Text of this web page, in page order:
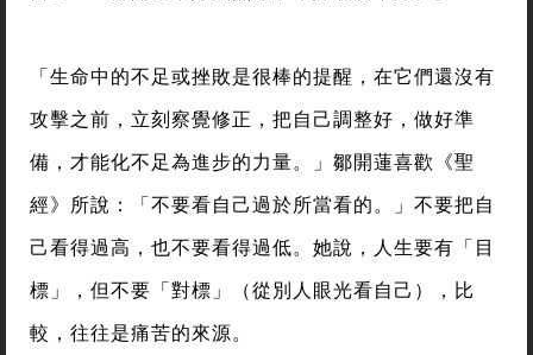
「生命中的不足或挫敗是很棒的提醒，在它們還沒有
攻擊之前，立刻察覺修正，把自己調整好，做好準
備，才能化不足為進步的力量。」鄒開蓮喜歡《聖
經》所說：「不要看自己過於所當看的。」不要把自
己看得過高，也不要看得過低。她說，人生要有「目
標」，但不要「對標」（從別人眼光看自己），比
較，往往是痛苦的來源。